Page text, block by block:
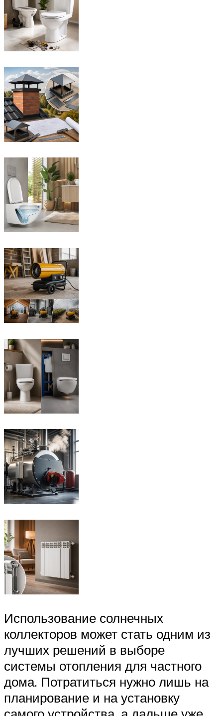
Использование солнечных
коллекторов может стать одним из
лучших решений в выборе
системы отопления для частного
дома. Потратиться нужно лишь на
планирование и на установку